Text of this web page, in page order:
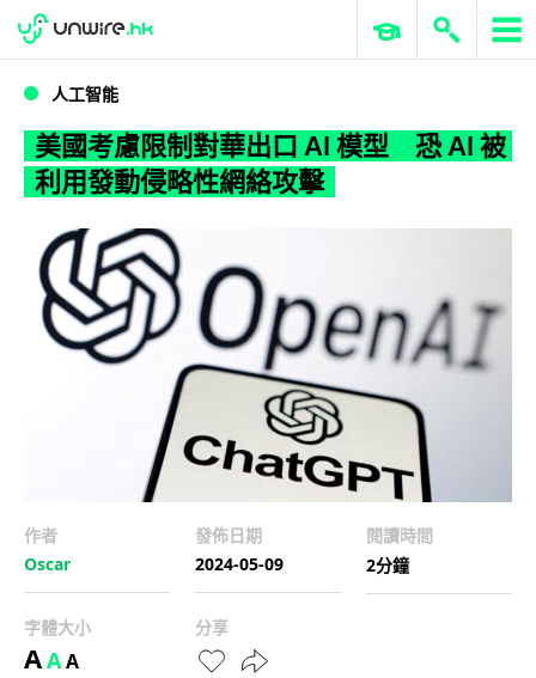
WWDC 2026 ERP 與商業 AI
人工智能
美國考慮限制對華出口 AI 模型 恐 AI 被
利用發動侵略性網絡攻擊
作者
Oscar
發佈日期
2024-05-09
閱讀時間
2分鐘
字體大小
AAA
分享